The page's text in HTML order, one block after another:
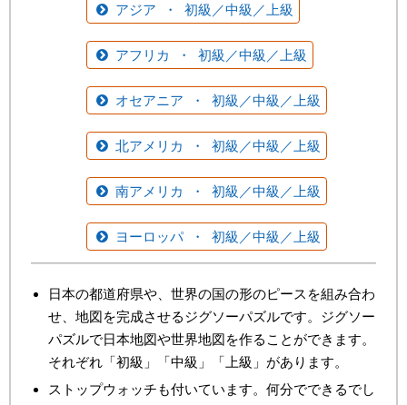
アジア ・ 初級／中級／上級
アフリカ ・ 初級／中級／上級
オセアニア ・ 初級／中級／上級
北アメリカ ・ 初級／中級／上級
南アメリカ ・ 初級／中級／上級
ヨーロッパ ・ 初級／中級／上級
日本の都道府県や、世界の国の形のピースを組み合わ
せ、地図を完成させるジグソーパズルです。ジグソー
パズルで日本地図や世界地図を作ることができます。
それぞれ「初級」「中級」「上級」があります。
ストップウォッチも付いています。何分でできるでし